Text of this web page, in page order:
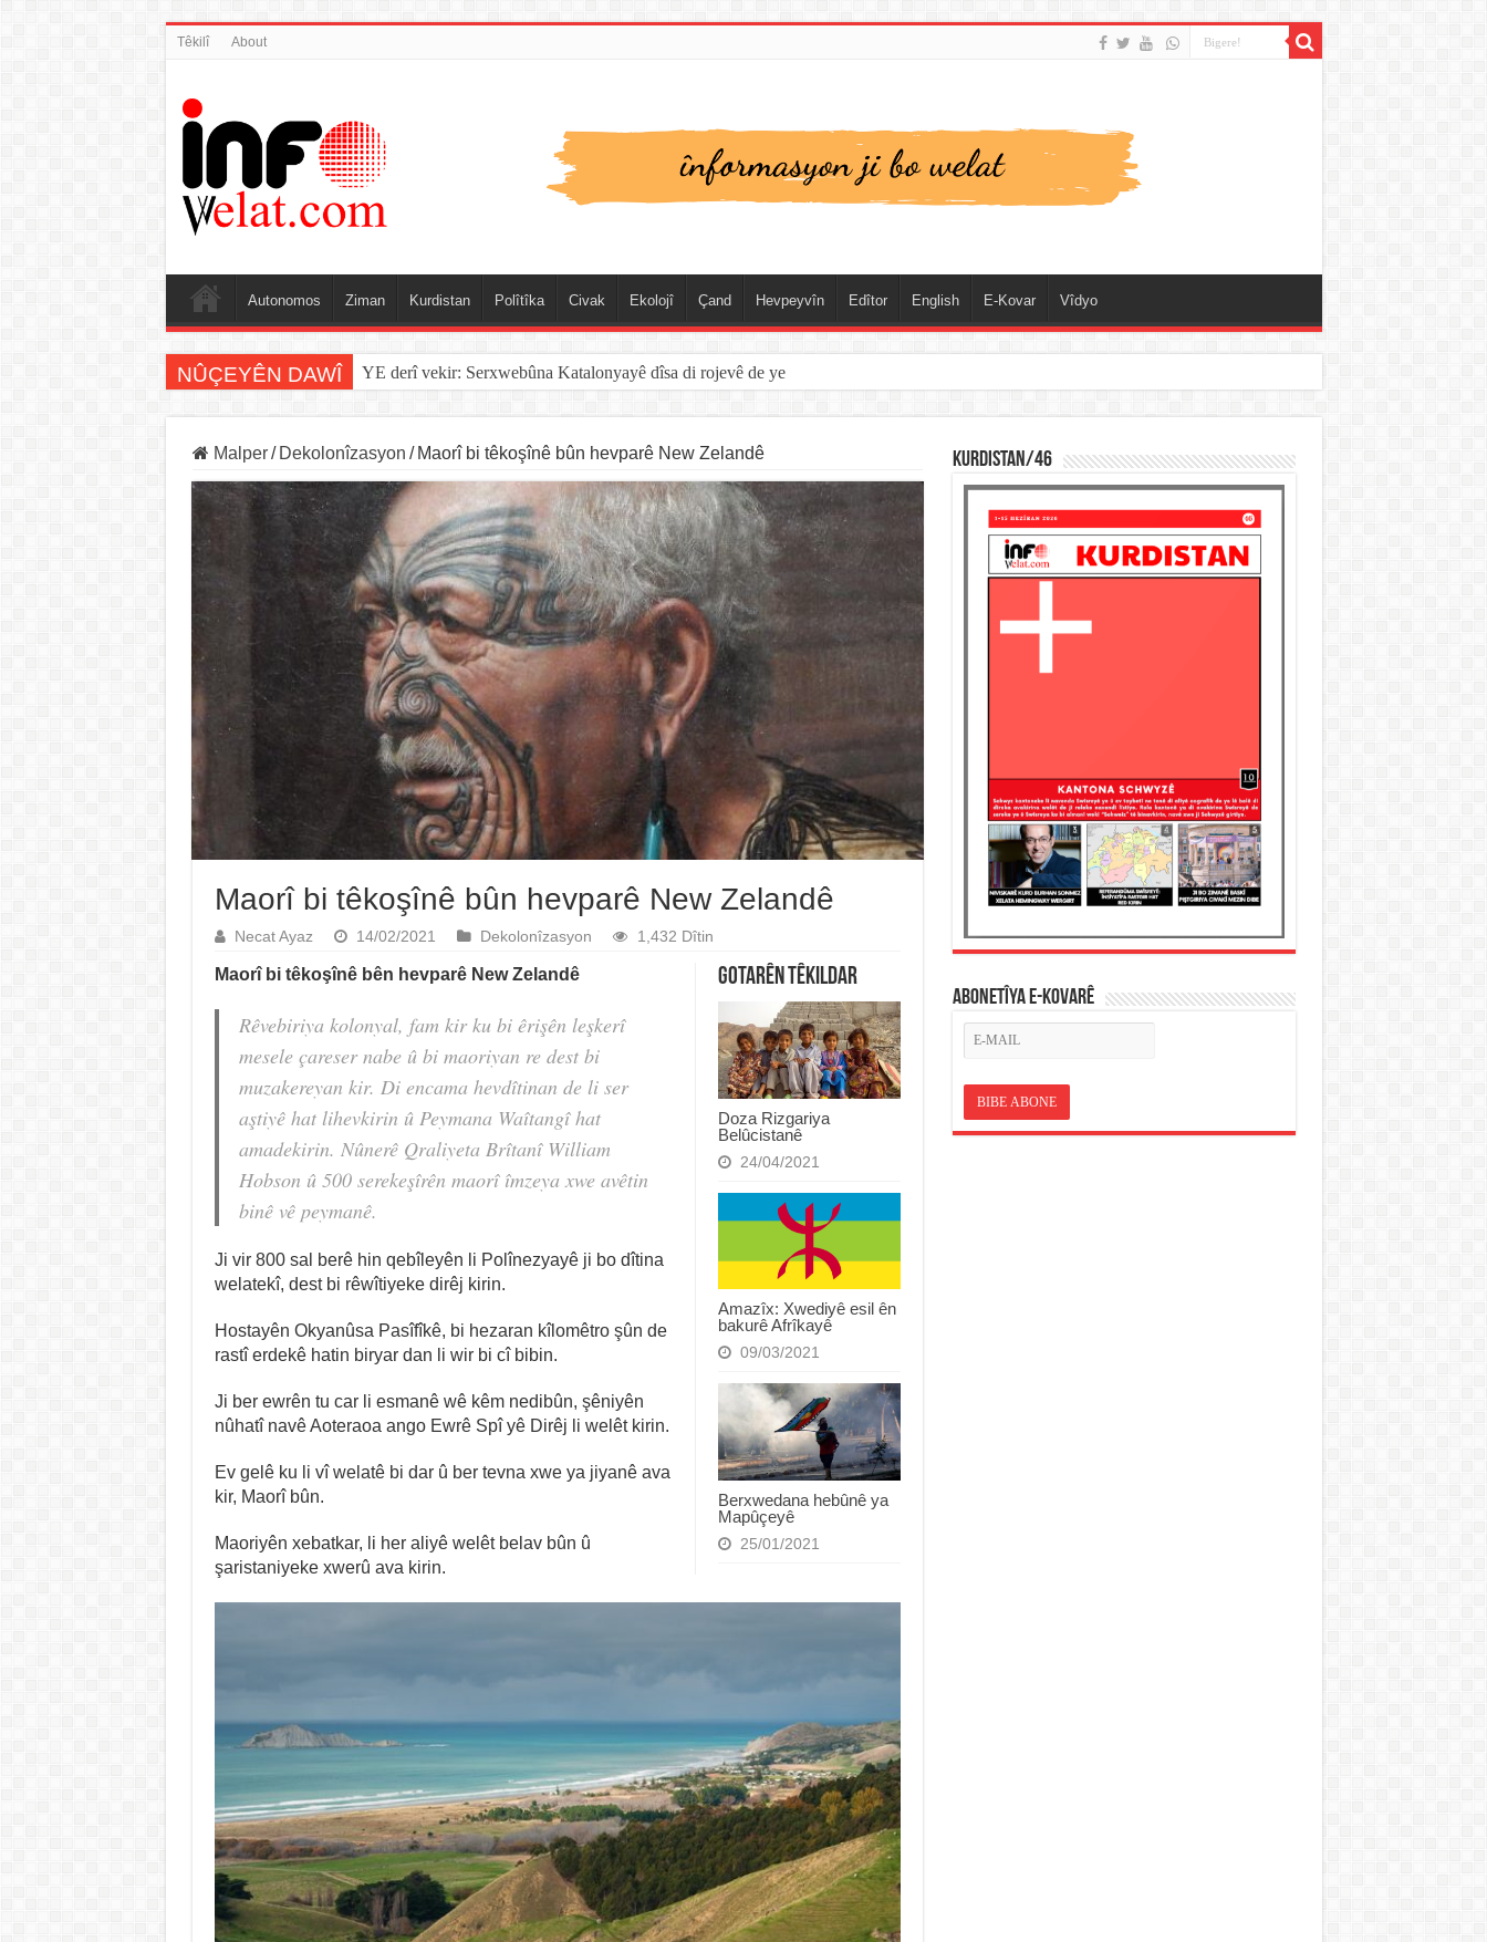
Têkilî About
Autonomos Ziman Kurdistan Polîtîka Civak Ekolojî Çand Hevpeyvîn Edîtor English E-Kovar Vîdyo
NÛÇEYÊN DAWÎ Sînorê di navbera Îspanya û Cebelîtariqê de hate rakirin
Malper / Dekolonîzasyon / Maorî bi têkoşînê bûn hevparê New Zelandê
Maorî bi têkoşînê bûn hevparê New Zelandê
Necat Ayaz 14/02/2021 Dekolonîzasyon 1,432 Dîtin
Gotarên Têkildar
Doza Rizgariya
Belûcistanê
24/04/2021
Amazîx: Xwediyê esil ên
bakurê Afrîkayê
09/03/2021
Berxwedana hebûnê ya
Mapûçeyê
25/01/2021
Maorî bi têkoşînê bên hevparê New Zelandê
Rêvebiriya kolonyal, fam kir ku bi êrişên leşkerî
mesele çareser nabe û bi maoriyan re dest bi
muzakereyan kir. Di encama hevdîtinan de li ser
aştiyê hat lihevkirin û Peymana Waîtangî hat
amadekirin. Nûnerê Qraliyeta Brîtanî William
Hobson û 500 serekeşîrên maorî îmzeya xwe avêtin
binê vê peymanê.
Ji vir 800 sal berê hin qebîleyên li Polînezyayê ji bo dîtina
welatekî, dest bi rêwîtiyeke dirêj kirin.
Hostayên Okyanûsa Pasîfîkê, bi hezaran kîlomêtro şûn de
rastî erdekê hatin biryar dan li wir bi cî bibin.
Ji ber ewrên tu car li esmanê wê kêm nedibûn, şêniyên
nûhatî navê Aoteraoa ango Ewrê Spî yê Dirêj li welêt kirin.
Ev gelê ku li vî welatê bi dar û ber tevna xwe ya jiyanê ava
kir, Maorî bûn.
Maoriyên xebatkar, li her aliyê welêt belav bûn û
şaristaniyeke xwerû ava kirin.
KURDISTAN/46
ABONETÎYA E-KOVARÊ